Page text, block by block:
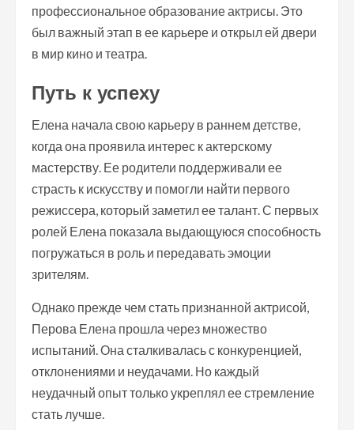
профессиональное образование актрисы. Это
был важный этап в ее карьере и открыл ей двери
в мир кино и театра.
Путь к успеху
Елена начала свою карьеру в раннем детстве,
когда она проявила интерес к актерскому
мастерству. Ее родители поддерживали ее
страсть к искусству и помогли найти первого
режиссера, который заметил ее талант. С первых
ролей Елена показала выдающуюся способность
погружаться в роль и передавать эмоции
зрителям.
Однако прежде чем стать признанной актрисой,
Перова Елена прошла через множество
испытаний. Она сталкивалась с конкуренцией,
отклонениями и неудачами. Но каждый
неудачный опыт только укреплял ее стремление
стать лучше.